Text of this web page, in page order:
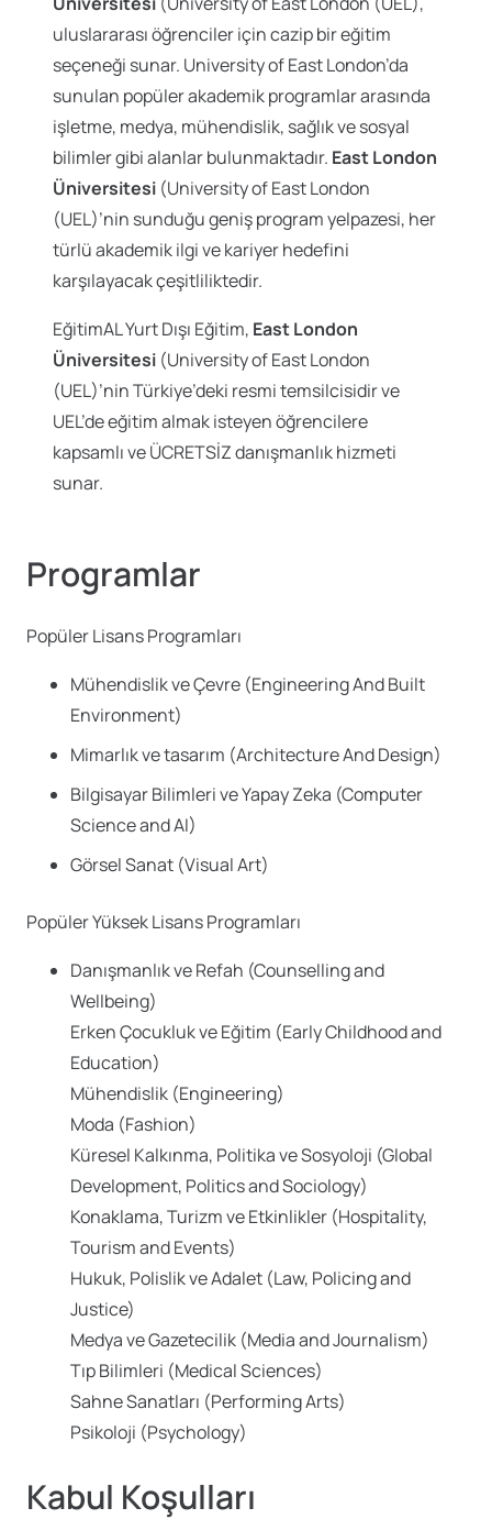
uluslararası öğrenciler için cazip bir eğitim
seçeneği sunar. University of East London’da
sunulan popüler akademik programlar arasında
işletme, medya, mühendislik, sağlık ve sosyal
bilimler gibi alanlar bulunmaktadır. East London
Üniversitesi (University of East London
(UEL)’nin sunduğu geniş program yelpazesi, her
türlü akademik ilgi ve kariyer hedefini
karşılayacak çeşitliliktedir.
EğitimAL Yurt Dışı Eğitim, East London
Üniversitesi (University of East London
(UEL)’nin Türkiye’deki resmi temsilcisidir ve
UEL’de eğitim almak isteyen öğrencilere
kapsamlı ve ÜCRETSİZ danışmanlık hizmeti
sunar.
Programlar
Popüler Lisans Programları
Mühendislik ve Çevre (Engineering And Built
Environment)
Mimarlık ve tasarım (Architecture And Design)
Bilgisayar Bilimleri ve Yapay Zeka (Computer
Science and AI)
Görsel Sanat (Visual Art)
Popüler Yüksek Lisans Programları
Danışmanlık ve Refah (Counselling and
Wellbeing)
Erken Çocukluk ve Eğitim (Early Childhood and
Education)
Mühendislik (Engineering)
Moda (Fashion)
Küresel Kalkınma, Politika ve Sosyoloji (Global
Development, Politics and Sociology)
Konaklama, Turizm ve Etkinlikler (Hospitality,
Tourism and Events)
Hukuk, Polislik ve Adalet (Law, Policing and
Justice)
Medya ve Gazetecilik (Media and Journalism)
Tıp Bilimleri (Medical Sciences)
Sahne Sanatları (Performing Arts)
Psikoloji (Psychology)
Kabul Koşulları